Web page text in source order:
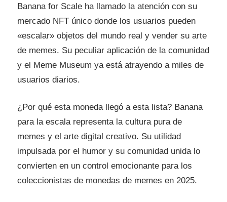
Banana for Scale ha llamado la atención con su
mercado NFT único donde los usuarios pueden
«escalar» objetos del mundo real y vender su arte
de memes. Su peculiar aplicación de la comunidad
y el Meme Museum ya está atrayendo a miles de
usuarios diarios.
¿Por qué esta moneda llegó a esta lista? Banana
para la escala representa la cultura pura de
memes y el arte digital creativo. Su utilidad
impulsada por el humor y su comunidad unida lo
convierten en un control emocionante para los
coleccionistas de monedas de memes en 2025.